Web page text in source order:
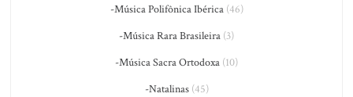
-Música Polifônica Ibérica(46)
-Música Rara Brasileira (3)
-Música Sacra Ortodoxa (10)
-Natalinas(45)